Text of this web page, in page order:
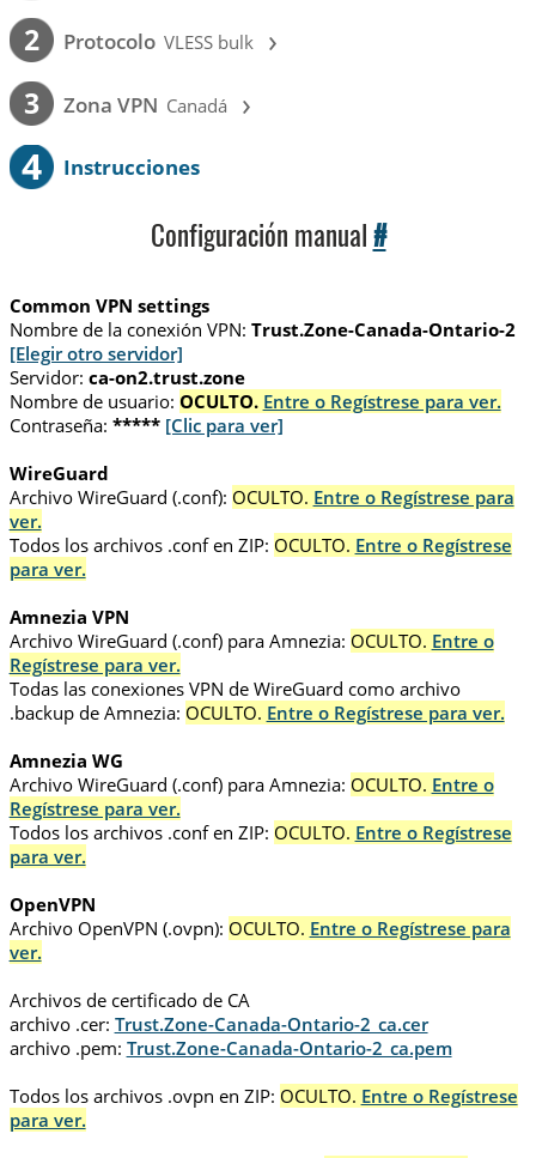
2 Protocolo VLESS bulk ›
3 Zona VPN Canadá ›
4 Instrucciones
Configuración manual #
Common VPN settings
Nombre de la conexión VPN: Trust.Zone-Canada-Ontario-2
[Elegir otro servidor]
Servidor: ca-on2.trust.zone
Nombre de usuario: OCULTO. Entre o Regístrese para ver.
Contraseña: ***** [Clic para ver]
WireGuard
Archivo WireGuard (.conf): OCULTO. Entre o Regístrese para
ver.
Todos los archivos .conf en ZIP: OCULTO. Entre o Regístrese
para ver.
Amnezia VPN
Archivo WireGuard (.conf) para Amnezia: OCULTO. Entre o
Regístrese para ver.
Todas las conexiones VPN de WireGuard como archivo
.backup de Amnezia: OCULTO. Entre o Regístrese para ver.
Amnezia WG
Archivo WireGuard (.conf) para Amnezia: OCULTO. Entre o
Regístrese para ver.
Todos los archivos .conf en ZIP: OCULTO. Entre o Regístrese
para ver.
OpenVPN
Archivo OpenVPN (.ovpn): OCULTO. Entre o Regístrese para
ver.
Archivos de certificado de CA
archivo .cer: Trust.Zone-Canada-Ontario-2_ca.cer
archivo .pem: Trust.Zone-Canada-Ontario-2_ca.pem
Todos los archivos .ovpn en ZIP: OCULTO. Entre o Regístrese
para ver.